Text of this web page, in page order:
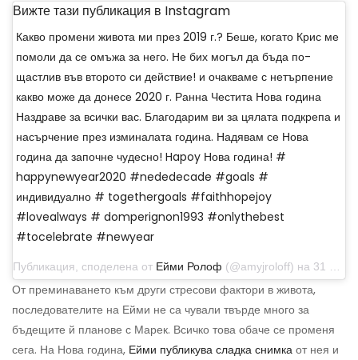
Вижте тази публикация в Instagram
Какво промени живота ми през 2019 г.? Беше, когато Крис ме
помоли да се омъжа за него. Не бих могъл да бъда по-
щастлив във второто си действие! и очакваме с нетърпение
какво може да донесе 2020 г. Ранна Честита Нова година
Наздраве за всички вас. Благодарим ви за цялата подкрепа и
насърчение през изминалата година. Надявам се Нова
година да започне чудесно! Hapoy Нова година! #
happynewyear2020 #nededecade #goals #
индивидуално # togethergoals #faithhopejoy
#lovealways # domperignon1993 #onlythebest
#tocelebrate #newyear
Публикация, споделена от Ейми Ролоф (@amyjroloff) на 31 декември 2019 г. в 18:56 ч. PST
От преминаването към други стресови фактори в живота,
последователите на Ейми не са чували твърде много за
бъдещите й планове с Марек. Всичко това обаче се променя
сега. На Нова година, Ейми публикува сладка снимка от нея и